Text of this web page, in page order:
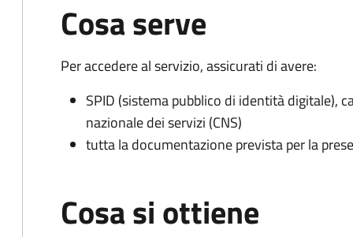
Cosa serve
Per accedere al servizio, assicurati di avere:
SPID (sistema pubblico di identità digitale),
nazionale dei servizi (CNS)
tutta la documentazione prevista per la
Cosa si ottiene